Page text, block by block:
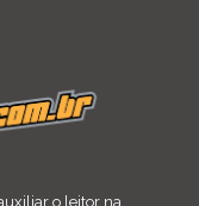
o leitor na